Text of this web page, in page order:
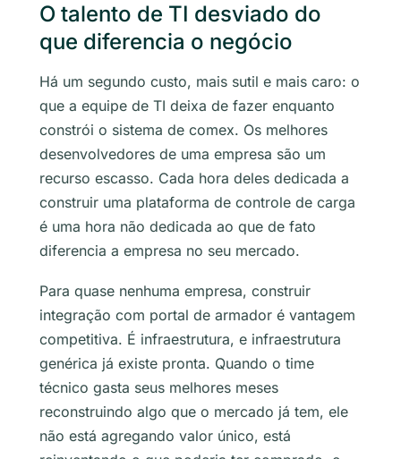
O talento de TI desviado do
que diferencia o negócio
Há um segundo custo, mais sutil e mais caro: o
que a equipe de TI deixa de fazer enquanto
constrói o sistema de comex. Os melhores
desenvolvedores de uma empresa são um
recurso escasso. Cada hora deles dedicada a
construir uma plataforma de controle de carga
é uma hora não dedicada ao que de fato
diferencia a empresa no seu mercado.
Para quase nenhuma empresa, construir
integração com portal de armador é vantagem
competitiva. É infraestrutura, e infraestrutura
genérica já existe pronta. Quando o time
técnico gasta seus melhores meses
reconstruindo algo que o mercado já tem, ele
não está agregando valor único, está